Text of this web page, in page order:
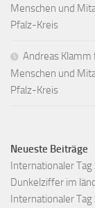
Menschen und
Pfalz-Kreis
Andreas
Menschen und
Pfalz-Kreis
Neueste Beiträge
Internationaler
Dunkelziffer im
Internationaler